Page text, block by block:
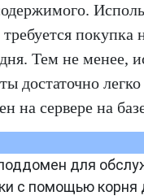
Тем не менее,
достаточно
на сервере на
для
с помощью